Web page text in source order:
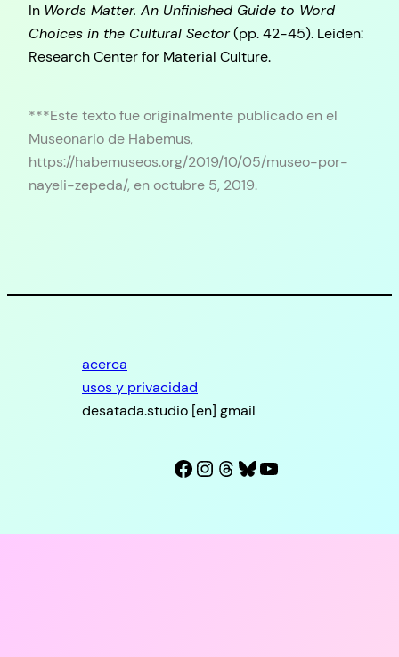
In Words Matter. An Unfinished Guide to Word
Choices in the Cultural Sector(pp. 42-45). Leiden:
Research Center for Material Culture.
***Este texto fue originalmente publicado en el
Museonario de Habemus,
https://habemuseos.org/2019/10/05/museo-por-
nayeli-zepeda/, en octubre 5, 2019.
acerca
usos y privacidad
desatada.studio [en] gmail
Facebook Instagram Threads Bluesky YouTube